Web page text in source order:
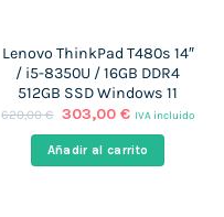
Lenovo ThinkPad T480s 14″
/ i5-8350U / 16GB DDR4
512GB SSD Windows 11
620,00€ El
original
era:
303,00 €El
actual
es:
IVA incluido
Añadir al carrito